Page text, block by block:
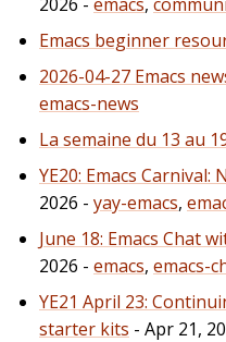
Emacs beginner
2026-04-27 Emacs
emacs-news
La semaine du 13 au
YE20: Emacs
2026 - yay-emacs,
June 18: Emacs Chat
2026 - emacs, emacs-
YE21 April 23:
starter kits - Apr 21,